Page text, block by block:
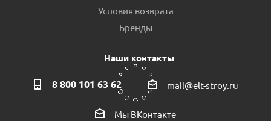
Уголок стальной 50х4 Гост 8509-93 пр.Россия
Условия возврата
Бренды
Наши контакты
8 800 101 63 62 mail@elt-stroy.ru
Мы ВКонтакте